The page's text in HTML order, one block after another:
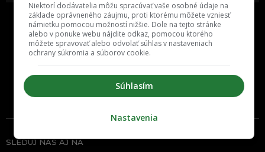
SLEDUJ NÁS AJ NA
Niektorí dodávatelia môžu spracúvať vaše osobné údaje na
základe oprávneného záujmu, proti ktorému môžete vzniesť
námietku pomocou možností nižšie. Dole na tejto stránke
alebo v ponuke webu nájdite odkaz, pomocou ktorého
môžete spravovať alebo odvolať súhlas v nastaveniach
ochrany súkromia a súborov cookie.
Súhlasím
Nastavenia